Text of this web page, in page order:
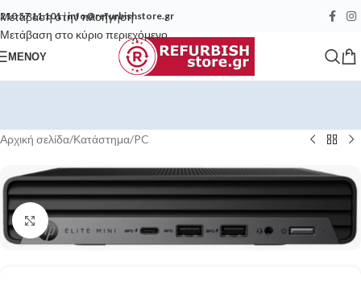
Μετάβαση στην πλοήγηση
Μετάβαση στο κύριο περιεχόμενο
210 57 11 101|info@refurbishstore.gr
ΜΕΝΟΎ
Αρχική σελίδα/Κατάστημα/PC
Κάντε κλικ για μεγέθυνση